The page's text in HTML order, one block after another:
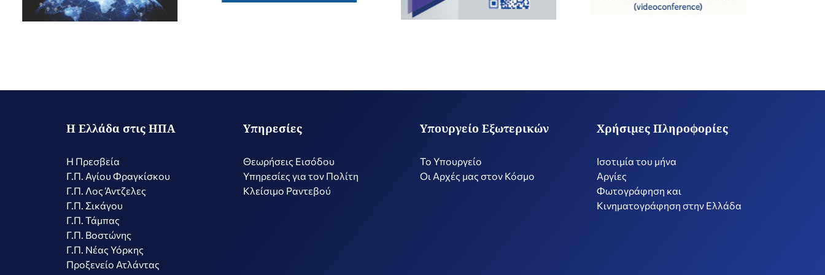
Η Ελλάδα στις ΗΠΑ
Η Πρεσβεία
Γ.Π. Αγίου Φραγκίσκου
Γ.Π. Λος Άντζελες
Γ.Π. Σικάγου
Γ.Π. Τάμπας
Γ.Π. Βοστώνης
Γ.Π. Νέας Υόρκης
Προξενείο Ατλάντας
Υπηρεσίες
Θεωρήσεις Εισόδου
Υπηρεσίες για τον Πολίτη
Κλείσιμο Ραντεβού
Υπουργείο Εξωτερικών
Το Υπουργείο
Οι Αρχές μας στον Κόσμο
Χρήσιμες Πληροφορίες
Ισοτιμία του μήνα
Αργίες
Φωτογράφηση και
Κινηματογράφηση στην Ελλάδα